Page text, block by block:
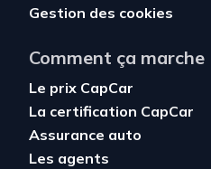
Gestion des cookies
Comment ça marche
Le prix CapCar
La certification CapCar
Assurance auto
Les agents